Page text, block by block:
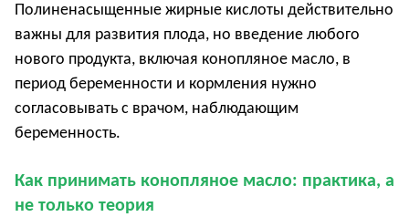
Полиненасыщенные жирные кислоты действительно
важны для развития плода, но введение любого
нового продукта, включая конопляное масло, в
период беременности и кормления нужно
согласовывать с врачом, наблюдающим
беременность.
Как принимать конопляное масло: практика, а
не только теория